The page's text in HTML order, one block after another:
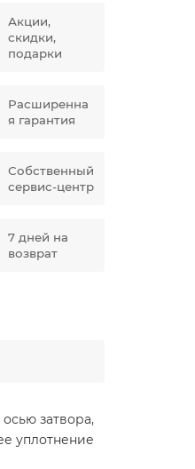
Акции,
скидки,
подарки
Расширенна
я гарантия
Собственный
сервис-центр
7 дней на
возврат
затвора,
уплотнение